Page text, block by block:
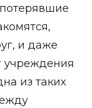
и даже
учреждения
из таких